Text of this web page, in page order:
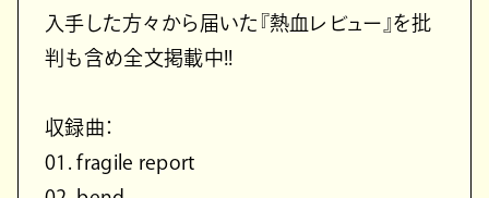
入手した方々から届いた『熱血レビュー』を批
判も含め全文掲載中!!
収録曲：
01. fragile report